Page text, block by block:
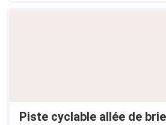
Piste cyclable allée de